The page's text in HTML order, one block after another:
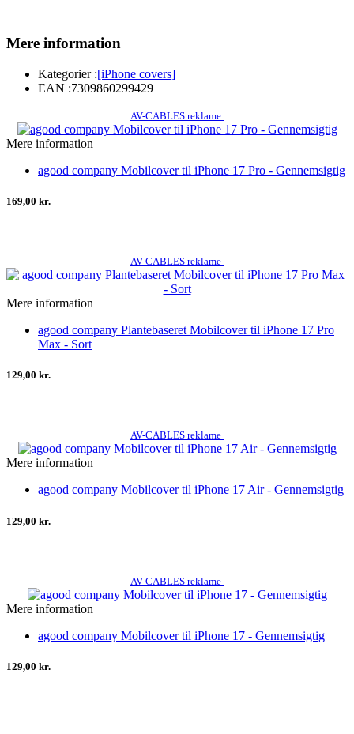
Mere information
Kategorier :[iPhone covers]
EAN :7309860299429
AV-CABLES reklame
Mere information
agood company Mobilcover til iPhone 17 Pro - Gennemsigtig
169,00 kr.
AV-CABLES reklame
Mere information
agood company Plantebaseret Mobilcover til iPhone 17 Pro
Max - Sort
129,00 kr.
AV-CABLES reklame
Mere information
agood company Mobilcover til iPhone 17 Air - Gennemsigtig
129,00 kr.
AV-CABLES reklame
Mere information
agood company Mobilcover til iPhone 17 - Gennemsigtig
129,00 kr.